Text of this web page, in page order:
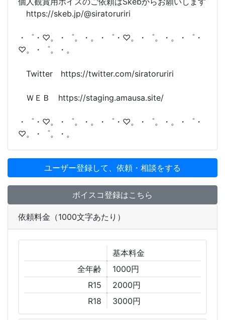
https://skeb.jp/@siratoruriri
・゜・♡。・゜。・。・゜・♡。・゜。・。・゜・
♡。・゜。・。
Twitter https://twitter.com/siratoruriri
ＷＥＢ https://staging.amausa.site/
・゜・♡。・゜。・。・゜・♡。・゜。・。・゜・
♡。・゜。・。
ユーザー登録して、依頼・相談をする
ボイスコ登録はこちら
依頼料金（1000文字あたり）
基本料金
全年齢
1000円
R15
2000円
R18
3000円